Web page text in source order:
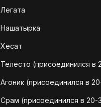
Легата
Нашатырка
Хесат
Телесто (присоединился в
Агоник (присоединился в
Срам (присоединился в 20-